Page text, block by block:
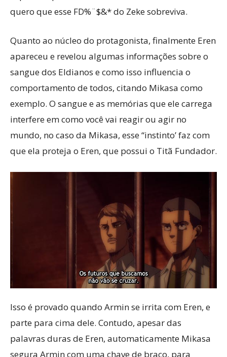
quero que esse FD%¨$&* do Zeke sobreviva.
Quanto ao núcleo do protagonista, finalmente Eren
apareceu e revelou algumas informações sobre o
sangue dos Eldianos e como isso influencia o
comportamento de todos, citando Mikasa como
exemplo. O sangue e as memórias que ele carrega
interfere em como você vai reagir ou agir no
mundo, no caso da Mikasa, esse “instinto’ faz com
que ela proteja o Eren, que possui o Titã Fundador.
Isso é provado quando Armin se irrita com Eren, e
parte para cima dele. Contudo, apesar das
palavras duras de Eren, automaticamente Mikasa
segura Armin com uma chave de braço, para